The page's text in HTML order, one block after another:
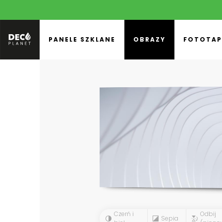
PANELE SZKLANE OBRAZY
Czerń i
Sepia
Odbij